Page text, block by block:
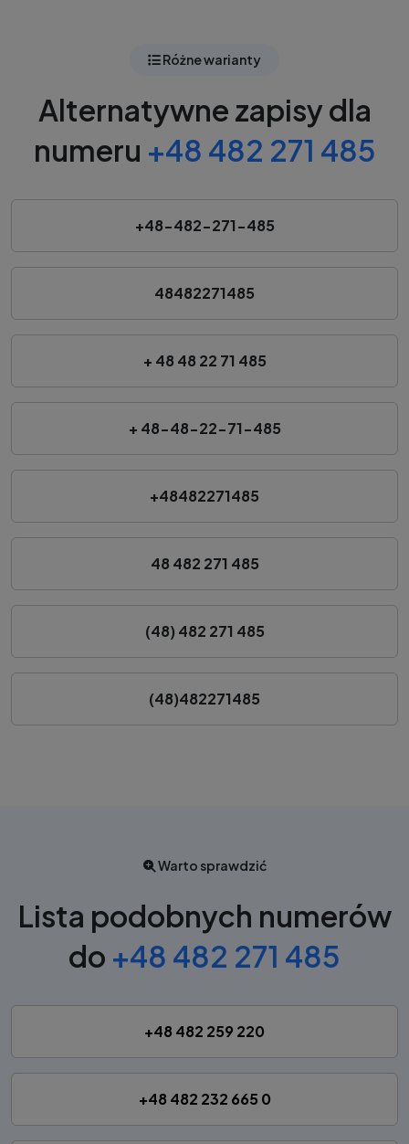
Różne warianty
Alternatywne zapisy dla
numeru +48 482 271 485
+48-482-271-485
48482271485
+ 48 48 22 71 485
+ 48-48-22-71-485
+48482271485
48 482 271 485
(48) 482 271 485
(48)482271485
Warto sprawdzić
Lista podobnych numerów
do +48 482 271 485
+48 482 259 220
+48 482 232 665 0